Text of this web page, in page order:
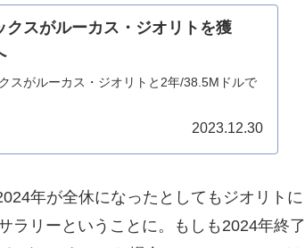
クスがルーカス・ジオリトを獲
スがルーカス・ジオリトと2年/38.5Mドルで
2023.12.30
年が全休になったとしてもジオリトに
ラリーということに。もしも2024年終了